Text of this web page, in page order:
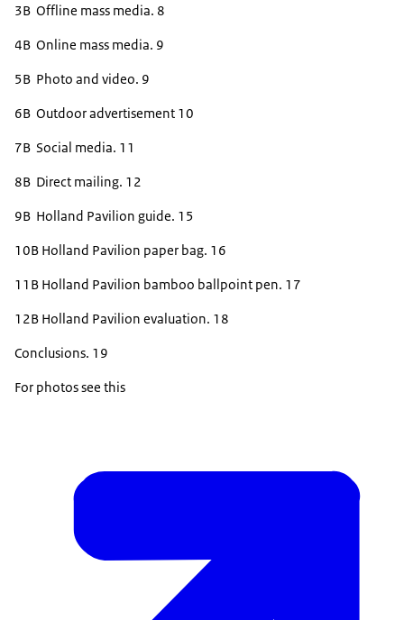
3B Offline mass media. 8
4B Online mass media. 9
5B Photo and video. 9
6B Outdoor advertisement 10
7B Social media. 11
8B Direct mailing. 12
9B Holland Pavilion guide. 15
10B Holland Pavilion paper bag. 16
11B Holland Pavilion bamboo ballpoint pen. 17
12B Holland Pavilion evaluation. 18
Conclusions. 19
For photos see this